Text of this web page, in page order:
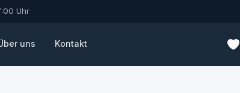
Uhr
uns Kontakt